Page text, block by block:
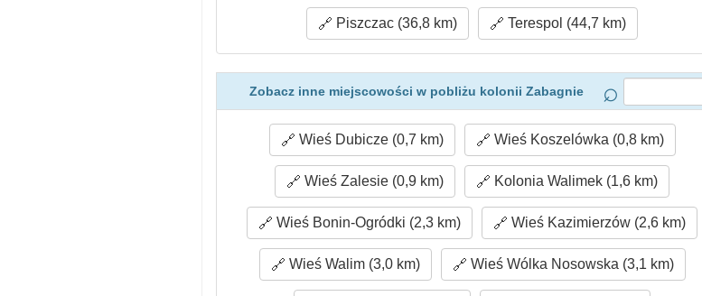
Piszczac (36,8 km) Terespol (44,7 km)
Zobacz inne miejscowości w pobliżu kolonii Zabagnie
Wieś Dubicze (0,7 km) Wieś Koszelówka (0,8 km)
Wieś Zalesie (0,9 km) Kolonia Walimek (1,6 km)
Wieś Bonin-Ogródki (2,3 km) Wieś Kazimierzów (2,6 km)
Wieś Walim (3,0 km) Wieś Wólka Nosowska (3,1 km)